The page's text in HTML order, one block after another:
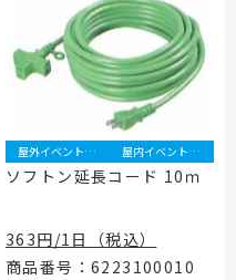
屋外イベント事業 屋内イベント事業
ソフトン延長コード 10ｍ
363円/1日（税込）
商品番号：6223100010